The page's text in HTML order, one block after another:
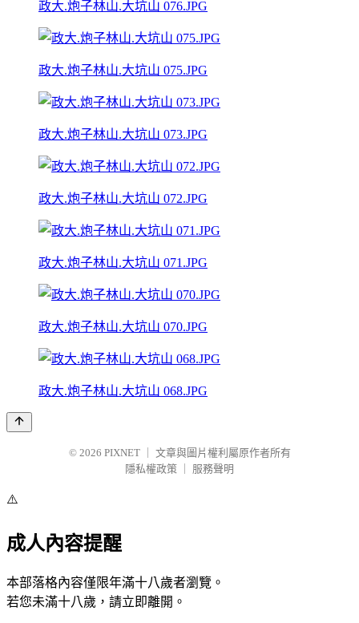
政大.炮子林山.大坑山 076.JPG
政大.炮子林山.大坑山 075.JPG
政大.炮子林山.大坑山 073.JPG
政大.炮子林山.大坑山 072.JPG
政大.炮子林山.大坑山 071.JPG
政大.炮子林山.大坑山 070.JPG
政大.炮子林山.大坑山 068.JPG
© 2026 PIXNET
文章與圖片權利屬原作者所有
隱私權政策
服務聲明
⚠️
成人內容提醒
本部落格內容僅限年滿十八歲者瀏覽。
若您未滿十八歲，請立即離開。